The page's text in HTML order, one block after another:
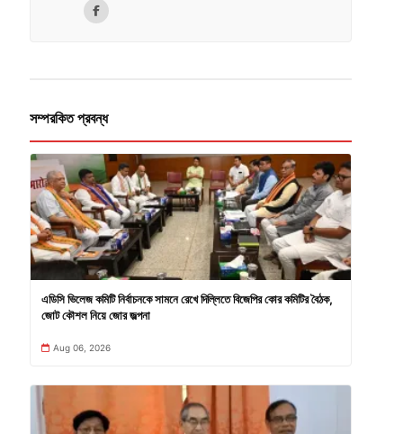
সম্পরকিত প্রবন্ধ
এডিসি ভিলেজ কমিটি নির্বাচনকে সামনে রেখে দিল্লিতে বিজেপির কোর কমিটির বৈঠক,
জোট কৌশল নিয়ে জোর জল্পনা
Aug 06, 2026